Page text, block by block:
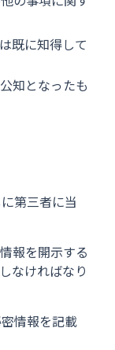
既に知得して
知となったも
第三者に当
報を開示する
なければなり
情報を記載